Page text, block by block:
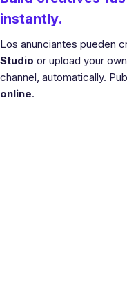
instantly.
Los anunciantes pueden
Studio or upload your
channel, automatically.
online.